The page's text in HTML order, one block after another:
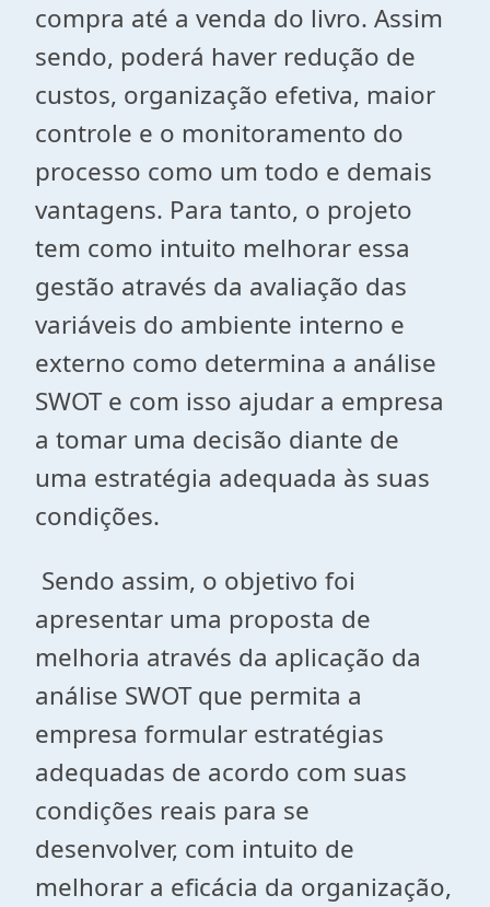
compra até a venda do livro. Assim
sendo, poderá haver redução de
custos, organização efetiva, maior
controle e o monitoramento do
processo como um todo e demais
vantagens. Para tanto, o projeto
tem como intuito melhorar essa
gestão através da avaliação das
variáveis do ambiente interno e
externo como determina a análise
SWOT e com isso ajudar a empresa
a tomar uma decisão diante de
uma estratégia adequada às suas
condições.
Sendo assim, o objetivo foi
apresentar uma proposta de
melhoria através da aplicação da
análise SWOT que permita a
empresa formular estratégias
adequadas de acordo com suas
condições reais para se
desenvolver, com intuito de
melhorar a eficácia da organização,